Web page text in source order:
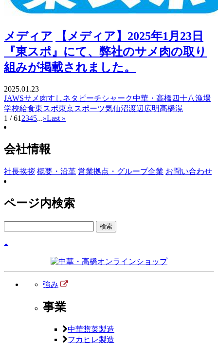
メディア
【メディア】2025年1月23日
『東スポ』にて、弊社のサメ肉の取り
組みが掲載されました。
2025.01.23
JAWSサメ肉すしネタ ピーチシャーク中華・高橋 四十八漁場
学校給食東スポ東京スポーツ気仙沼渡辺広明髙橋滉
1 / 61 2345...»Last »
会社情報
社長挨拶 概要・沿革 営業拠点・グループ企業 お問い合わせ
ページ内検索
強み
事業
中華惣菜製造
フカヒレ製造